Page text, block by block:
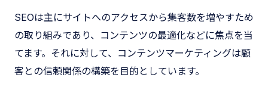
SEOは主にサイトへのアクセスから集客数を増やすため
の取り組みであり、コンテンツの最適化などに焦点を当
てます。それに対して、コンテンツマーケティングは顧
客との信頼関係の構築を目的としています。